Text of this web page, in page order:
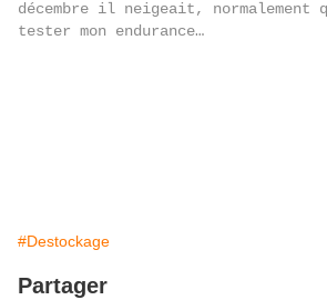
décembre il neigeait, normalement
tester mon endurance…
#Destockage
Partager